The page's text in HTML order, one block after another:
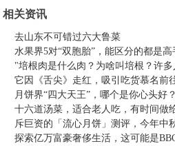
相关资讯
去山东不可错过六大鲁菜
水果界5对“双胞胎”，能区分的都是高
"培根肉是什么肉？为啥叫培根？许
它因《舌尖》走红，吸引吃货慕名前
月饼界“四大天王”，哪个是你心头好？
十六道汤菜，适合老人吃，有时间做
斥巨资的「流心月饼」测评，今年中
探索亿万富豪奢侈生活，这可能是